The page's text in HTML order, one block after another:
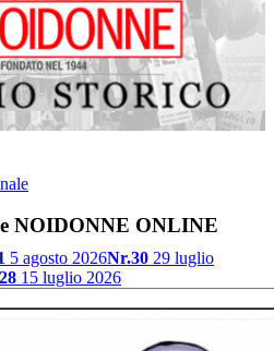
NOIDONNE ONLINE
5 agosto 2026Nr.30 29 luglio
15 luglio 2026